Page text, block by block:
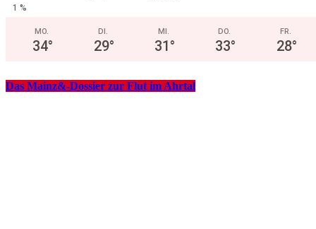
1 %
MO.
34°
DI.
29°
MI.
31°
DO.
33°
FR.
28°
Das Mainz&-Dossier zur Flut im Ahrtal